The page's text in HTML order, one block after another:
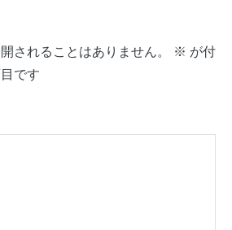
されることはありません。 ※ が付
です